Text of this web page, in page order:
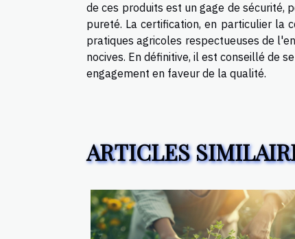
de ces produits est un gage de sécurité,
pureté. La certification, en particulier la
pratiques agricoles respectueuses de
nocives. En définitive, il est conseillé de
engagement en faveur de la qualité.
ARTICLES